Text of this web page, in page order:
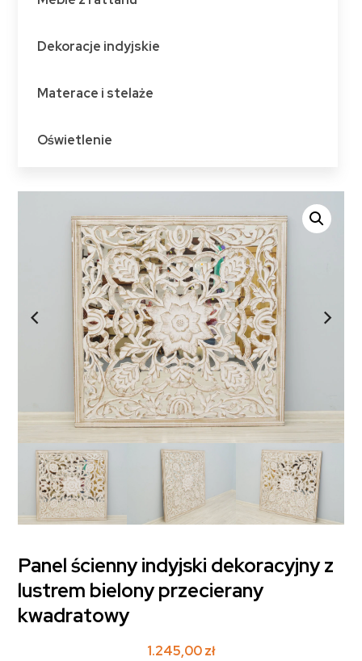
Dekoracje indyjskie
Materace i stelaże
Oświetlenie
Panel ścienny indyjski dekoracyjny z
lustrem bielony przecierany
kwadratowy
1.245,00zł